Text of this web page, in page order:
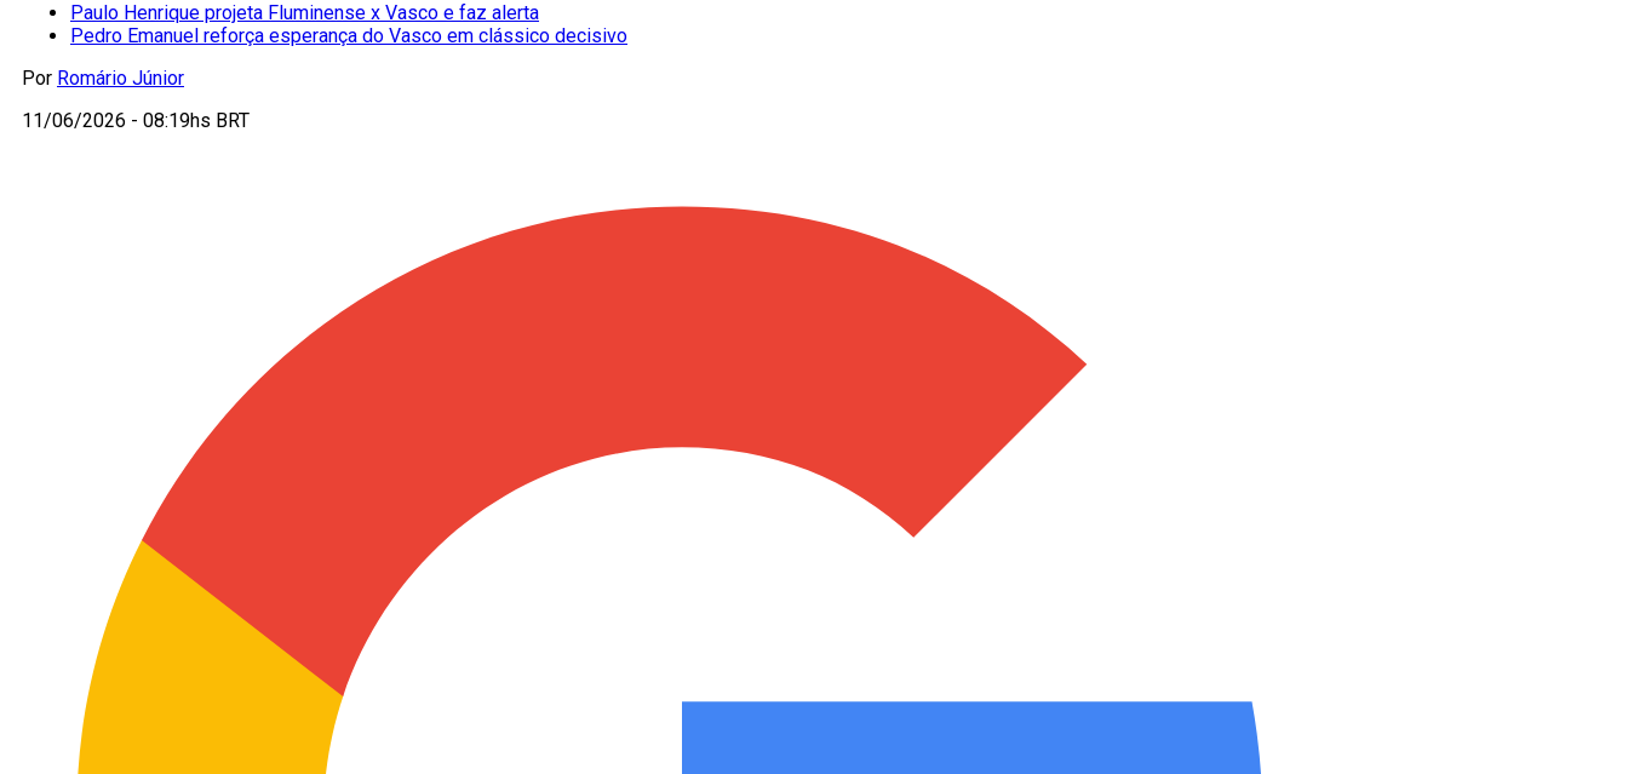
Paulo Henrique projeta Fluminense x Vasco e faz alerta
Pedro Emanuel reforça esperança do Vasco em clássico decisivo
Por Romário Júnior
11/06/2026 - 08:19hs BRT